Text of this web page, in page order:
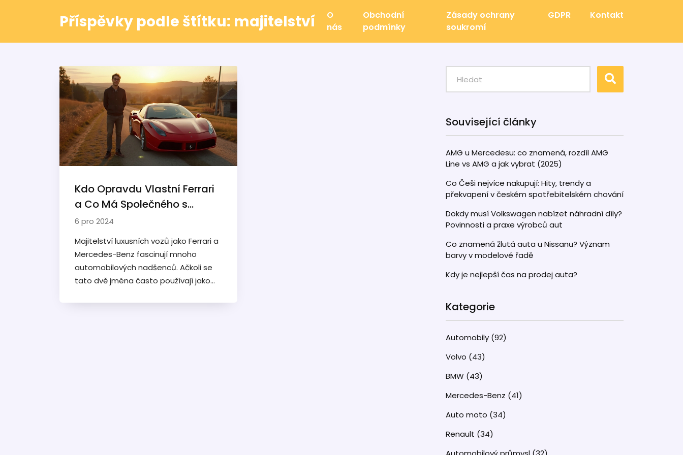
Příspěvky podle štítku: majitelství
O
nás
Obchodní
podmínky
Zásady ochrany
soukromí
GDPR Kontakt
Kdo Opravdu Vlastní Ferrari
a Co Má Společného s
Mercedes-Benz?
6 pro 2024
Majitelství luxusních vozů jako Ferrari a
Mercedes-Benz fascinují mnoho
automobilových nadšenců. Ačkoli se
tato dvě jména často používají jako
Související články
AMG u Mercedesu: co znamená, rozdíl AMG
Line vs AMG a jak vybrat (2025)
Co Češi nejvíce nakupují: Hity, trendy a
překvapení v českém spotřebitelském chování
Dokdy musí Volkswagen nabízet náhradní díly?
Povinnosti a praxe výrobců aut
Co znamená žlutá auta u Nissanu? Význam
barvy v modelové řadě
Kdy je nejlepší čas na prodej auta?
Kategorie
Automobily (92)
Volvo (43)
BMW (43)
Mercedes-Benz (41)
Auto moto (34)
Renault (34)